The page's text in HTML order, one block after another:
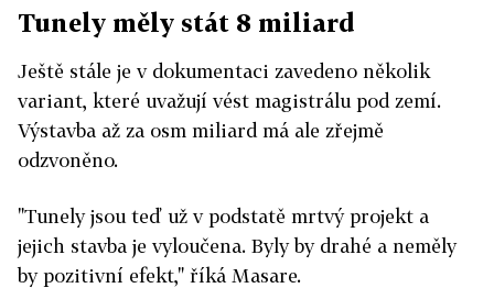
Tunely měly stát 8 miliard
Ještě stále je v dokumentaci zavedeno několik
variant, které uvažují vést magistrálu pod zemí.
Výstavba až za osm miliard má ale zřejmě
odzvoněno.
"Tunely jsou teď už v podstatě mrtvý projekt a
jejich stavba je vyloučena. Byly by drahé a neměly
by pozitivní efekt," říká Masare.